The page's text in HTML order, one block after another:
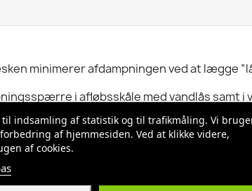
minimerer afdampningen ved at lægge
i afløbsskåle med vandlås samt
Hæld produktet i afløbet. Afhængig af
uden at produktet
kan på anmodning
til indsamling af statistik og til trafikmåling. Vi
af hjemmesiden. Ved at klikke videre,
af cookies.